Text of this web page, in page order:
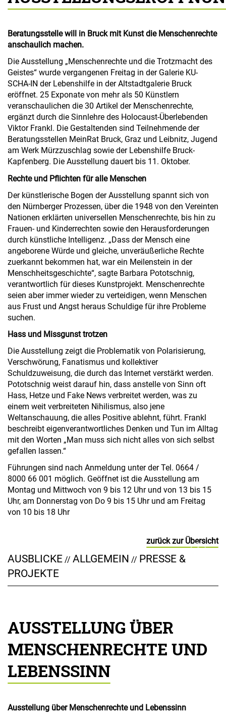
Beratungsstelle will in Bruck mit Kunst die Menschenrechte
anschaulich machen.
Die Ausstellung „Menschenrechte und die Trotzmacht des
Geistes“ wurde vergangenen Freitag in der Galerie KU-
SCHA-IN der Lebenshilfe in der Altstadtgalerie Bruck
eröffnet. 25 Exponate von mehr als 50 Künstlern
veranschaulichen die 30 Artikel der Menschenrechte,
ergänzt durch die Sinnlehre des Holocaust-Überlebenden
Viktor Frankl. Die Gestaltenden sind Teilnehmende der
Beratungsstellen MeinRat Bruck, Graz und Leibnitz, Jugend
am Werk Mürzzuschlag sowie der Lebenshilfe Bruck-
Kapfenberg. Die Ausstellung dauert bis 11. Oktober.
Rechte und Pflichten für alle Menschen
Der künstlerische Bogen der Ausstellung spannt sich von
den Nürnberger Prozessen, über die 1948 von den Vereinten
Nationen erklärten universellen Menschenrechte, bis hin zu
Frauen- und Kinderrechten sowie den Herausforderungen
durch künstliche Intelligenz. „Dass der Mensch eine
angeborene Würde und gleiche, unveräußerliche Rechte
zuerkannt bekommen hat, war ein Meilenstein in der
Menschheitsgeschichte“, sagte Barbara Pototschnig,
verantwortlich für dieses Kunstprojekt. Menschenrechte
seien aber immer wieder zu verteidigen, wenn Menschen
aus Frust und Angst heraus Schuldige für ihre Probleme
suchen.
Hass und Missgunst trotzen
Die Ausstellung zeigt die Problematik von Polarisierung,
Verschwörung, Fanatismus und kollektiver
Schuldzuweisung, die durch das Internet verstärkt werden.
Pototschnig weist darauf hin, dass anstelle von Sinn oft
Hass, Hetze und Fake News verbreitet werden, was zu
einem weit verbreiteten Nihilismus, also jene
Weltanschauung, die alles Positive ablehnt, führt. Frankl
beschreibt eigenverantwortliches Denken und Tun im Alltag
mit den Worten „Man muss sich nicht alles von sich selbst
gefallen lassen.“
Führungen sind nach Anmeldung unter der Tel. 0664 /
8000 66 001 möglich. Geöffnet ist die Ausstellung am
Montag und Mittwoch von 9 bis 12 Uhr und von 13 bis 15
Uhr, am Donnerstag von Do 9 bis 15 Uhr und am Freitag
von 10 bis 18 Uhr
zurück zur Übersicht
AUSBLICKE// ALLGEMEIN // PRESSE &
PROJEKTE
AUSSTELLUNG ÜBER
MENSCHENRECHTE UND
LEBENSSINN
Ausstellung über Menschenrechte und Lebenssinn